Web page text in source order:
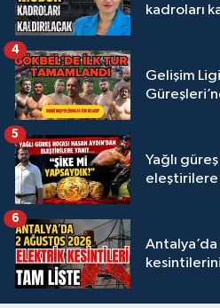
kadroları
Gelişim
4
Yağlı
eleştirilere
5
6